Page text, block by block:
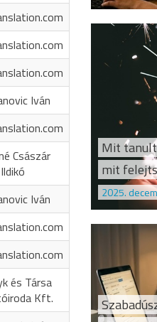
Iván
Császár
Ildikó
Iván
és Társa
Kft.
Mit
mit
2025.